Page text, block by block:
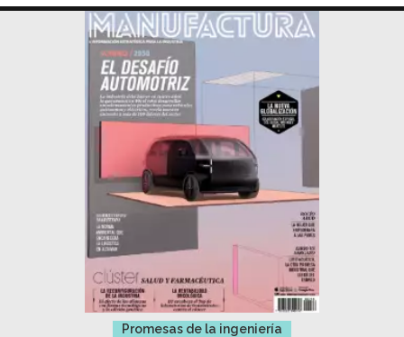
Promesas de la ingeniería